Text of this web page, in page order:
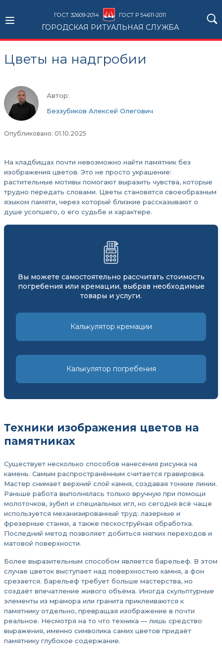
ГОСТ 32609-2014 ГОСТ Р 54611-2011
ГОРОДСКАЯ РИТУАЛЬНАЯ СЛУЖБА
Цветы на надгробии
Автор:
Беззубиков Алексей Олегович
Опубликовано: 01.10.2025
На кладбищах почти невозможно найти памятник без
изображения цветов. Это не просто украшение:
растительные мотивы помогают выразить чувства, которые
трудно передать словами. Цветы становятся своеобразным
языком памяти, через который близкие рассказывают о
душе усопшего, о его судьбе и характере.
Вы можете самостоятельно рассчитать стоимость
погребения или кремации, выбрав необходимые
товары и услуги.
Калькулятор кремации
Калькулятор погребения
Техники изображения цветов на
памятниках
Существует несколько способов нанесения рисунка на
камень. Самым распространённым считается гравировка.
Мастер снимает верхний слой камня, создавая тонкие линии.
Раньше работа выполнялась только вручную при помощи
молоточков, зубил и специальных игл, но сегодня всё чаще
используется механизированный труд: лазерные и
фрезерные станки, а также пескоструйная обработка.
Последний метод позволяет добиться мягких переходов и
матовой поверхности.
Более выразительным способом является барельеф. В этом
случае цветок выступает над поверхностью камня, а фон
срезается. Барельеф требует больше мастерства, но
создаёт впечатление живого объёма. Иногда скульптурные
элементы из мрамора или гранита приклеиваются к
памятнику отдельно, превращая изображение в почти
реальное. Несмотря на то что техника — лишь средство
выражения, именно символика самих цветов придаёт
памятнику глубокое содержание.